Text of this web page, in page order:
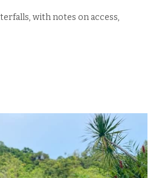
with notes on access,